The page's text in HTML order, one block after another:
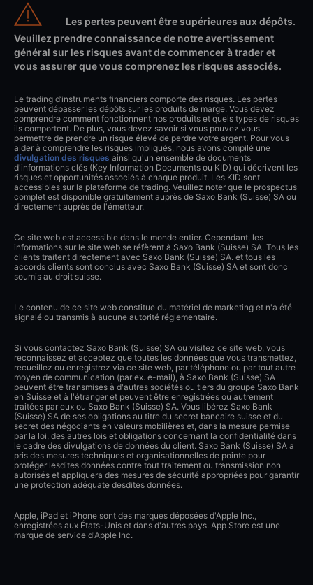
Les pertes peuvent être supérieures aux dépôts.
Veuillez prendre connaissance de notre avertissement
général sur les risques avant de commencer à trader et
vous assurer que vous comprenez les risques associés.
Le trading d’instruments financiers comporte des risques. Les pertes
peuvent dépasser les dépôts sur les produits de marge. Vous devez
comprendre comment fonctionnent nos produits et quels types de risques
ils comportent. De plus, vous devez savoir si vous pouvez vous
permettre de prendre un risque élevé de perdre votre argent. Pour vous
aider à comprendre les risques impliqués, nous avons compilé une
divulgation des risques ainsi qu'un ensemble de documents
d'informations clés (Key Information Documents ou KID) qui décrivent les
risques et opportunités associés à chaque produit. Les KID sont
accessibles sur la plateforme de trading. Veuillez noter que le prospectus
complet est disponible gratuitement auprès de Saxo Bank (Suisse) SA ou
directement auprès de l'émetteur.
Ce site web est accessible dans le monde entier. Cependant, les
informations sur le site web se réfèrent à Saxo Bank (Suisse) SA. Tous les
clients traitent directement avec Saxo Bank (Suisse) SA. et tous les
accords clients sont conclus avec Saxo Bank (Suisse) SA et sont donc
soumis au droit suisse.
Le contenu de ce site web constitue du matériel de marketing et n'a été
signalé ou transmis à aucune autorité réglementaire.
Si vous contactez Saxo Bank (Suisse) SA ou visitez ce site web, vous
reconnaissez et acceptez que toutes les données que vous transmettez,
recueillez ou enregistrez via ce site web, par téléphone ou par tout autre
moyen de communication (par ex. e-mail), à Saxo Bank (Suisse) SA
peuvent être transmises à d'autres sociétés ou tiers du groupe Saxo Bank
en Suisse et à l'étranger et peuvent être enregistrées ou autrement
traitées par eux ou Saxo Bank (Suisse) SA. Vous libérez Saxo Bank
(Suisse) SA de ses obligations au titre du secret bancaire suisse et du
secret des négociants en valeurs mobilières et, dans la mesure permise
par la loi, des autres lois et obligations concernant la confidentialité dans
le cadre des divulgations de données du client. Saxo Bank (Suisse) SA a
pris des mesures techniques et organisationnelles de pointe pour
protéger lesdites données contre tout traitement ou transmission non
autorisés et appliquera des mesures de sécurité appropriées pour garantir
une protection adéquate desdites données.
Apple, iPad et iPhone sont des marques déposées d'Apple Inc.,
enregistrées aux États-Unis et dans d'autres pays. App Store est une
marque de service d'Apple Inc.